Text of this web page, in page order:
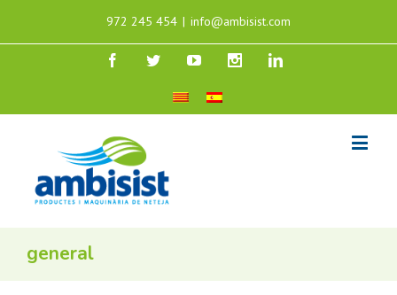
972 245 454 | info@ambisist.com
general